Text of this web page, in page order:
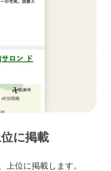
に掲載
上位に掲載します。